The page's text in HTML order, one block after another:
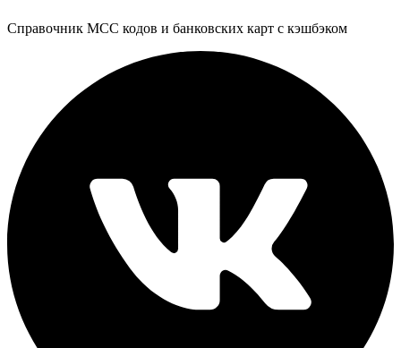
Справочник MCC кодов и банковских карт с кэшбэком